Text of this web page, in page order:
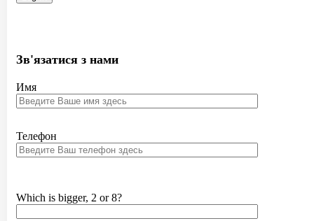
Зв'язатися з нами
Имя
Телефон
Which is bigger, 2 or 8?